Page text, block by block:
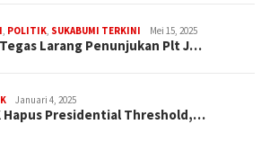
, POLITIK, SUKABUMI TERKINI Mei 15, 2025
Tegas Larang Penunjukan Plt J…
Januari 4, 2025
Hapus Presidential Threshold,…